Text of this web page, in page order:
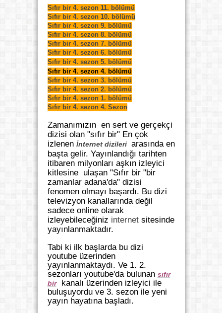
Sıfır bir 4. sezon 11. bölümü
Sıfır bir 4. sezon 10. bölümü
Sıfır bir 4. sezon 9. bölümü
Sıfır bir 4. sezon 8. bölümü
Sıfır bir 4. sezon 7. bölümü
Sıfır bir 4. sezon 6. bölümü
Sıfır bir 4. sezon 5. bölümü
Sıfır bir 4. sezon 4. bölümü
Sıfır bir 4. sezon 3. bölümü
Sıfır bir 4. sezon 2. bölümü
Sıfır bir 4. sezon 1. bölümü
Sıfır bir 4. sezon 4. Sezon
Zamanımızın en sert ve gerçekçi
dizisi olan "sıfır bir" En çok
izlenen İnternet dizileri arasında en
başta gelir. Yayınlandığı tarihten
itibaren milyonları aşkın izleyici
kitlesine ulaşan "Sıfır bir "bir
zamanlar adana'da" dizisi
fenomen olmayı başardı. Bu dizi
televizyon kanallarında değil
sadece online olarak
izleyebileceğiniz internetsitesinde
yayınlanmaktadır.
Tabi ki ilk başlarda bu dizi
youtube üzerinden
yayınlanmaktaydı. Ve 1. 2.
sezonları youtube'da bulunan sıfır
bir
kanalı üzerinden izleyici ile
buluşuyordu ve 3. sezon ile yeni
yayın hayatına başladı.